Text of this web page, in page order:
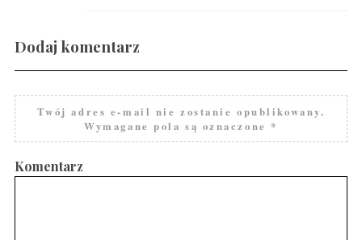
Dodaj komentarz
Twój adres e-mail nie zostanie opublikowany.
Wymagane pola są oznaczone *
Komentarz